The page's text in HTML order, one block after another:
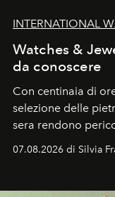
INTERNATIONAL
Watches &
da conoscere
Con centinaia di
selezione delle
sera rendono
cognizione del
07.08.2026 di Silvia